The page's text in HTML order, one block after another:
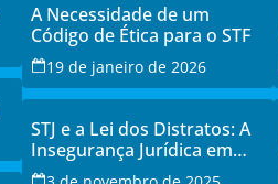
A Necessidade de um
Código de Ética para o STF
19 de janeiro de 2026
STJ e a Lei dos Distratos: A
Insegurança Jurídica em
Debate e a Resistência à